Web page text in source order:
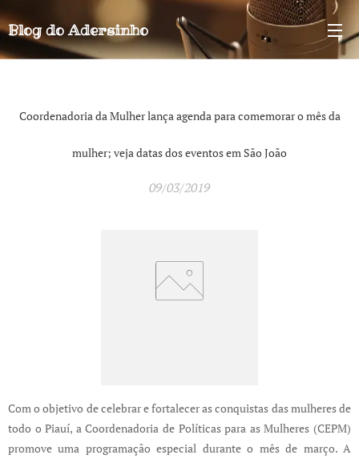
Blog doAdersinho
Coordenadoria da Mulher lança agenda para comemorar o mês da
mulher; veja datas dos eventos em São João
09/03/2019
Com o objetivo de celebrar e fortalecer as conquistas das mulheres de
todo o Piauí, a Coordenadoria de Políticas para as Mulheres (CEPM)
promove uma programação especial durante o mês de março. A